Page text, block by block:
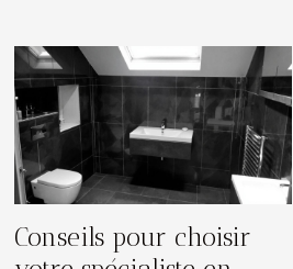
Conseils pour choisir